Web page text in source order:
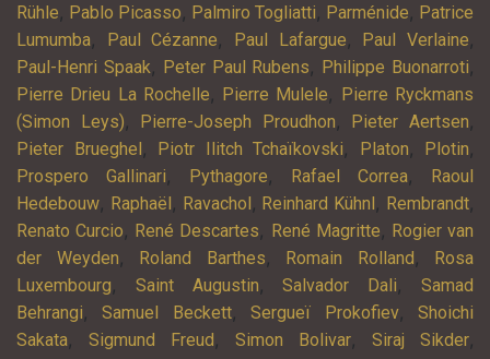
Rühle, Pablo Picasso, Palmiro Togliatti, Parménide, Patrice
Lumumba, Paul Cézanne, Paul Lafargue, Paul Verlaine,
Paul-Henri Spaak, Peter Paul Rubens, Philippe Buonarroti,
Pierre Drieu La Rochelle, Pierre Mulele,
Pierre Ryckmans
(Simon Leys), Pierre-Joseph Proudhon, Pieter Aertsen,
Pieter Brueghel , Piotr Ilitch Tchaïkovski, Platon, Plotin,
Prospero Gallinari, Pythagore, Rafael Correa,
Raoul
Hedebouw, Raphaël , Ravachol , Reinhard Kühnl , Rembrandt,
Renato Curcio, René Descartes, René Magritte, Rogier van
der Weyden, Roland Barthes, Romain Rolland ,
Rosa
Luxembourg, Saint Augustin,Salvador Dali,Samad
Behrangi,Samuel Beckett,Sergueï Prokofiev,Shoichi
Sakata, Sigmund Freud , Simon Bolivar, Siraj Sikder,